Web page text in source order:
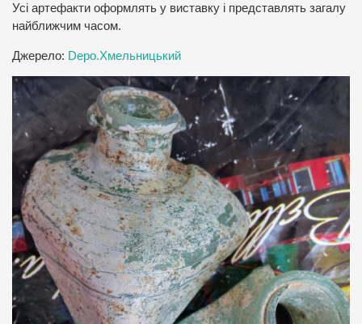
Усі артефакти оформлять у виставку і представлять загалу
найближчим часом.
Джерело: Depo.Хмельницький